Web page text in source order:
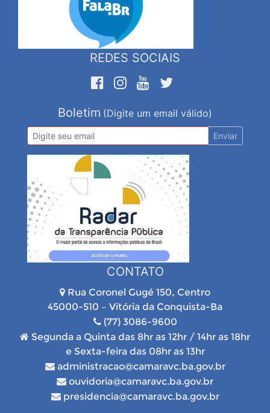
REDES SOCIAIS
Boletim (Digite um email válido)
Enviar
CONTATO
Rua Coronel Gugé 150, Centro
45000-510 – Vitória da Conquista-Ba
(77) 3086-9600
Segunda a Quinta das 8hr as 12hr / 14hr as 18hr
e Sexta-feira das 08hr as 13hr
administracao@camaravc.ba.gov.br
ouvidoria@camaravc.ba.gov.br
presidencia@camaravc.ba.gov.br